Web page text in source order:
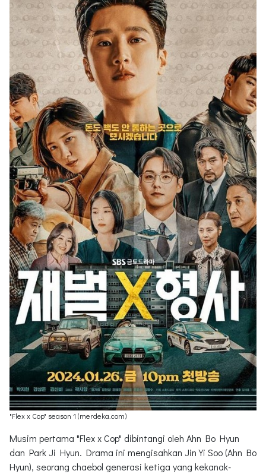
"Flex x Cop" season 1 (merdeka.com)
Musim pertama "Flex x Cop" dibintangi oleh Ahn Bo Hyun
dan Park Ji Hyun. Drama ini mengisahkan Jin Yi Soo (Ahn Bo
Hyun), seorang chaebol generasi ketiga yang kekanak-